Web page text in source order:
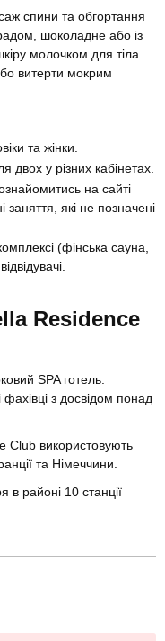
спини та обгортання
шоколадне або із
молочком для тіла.
витерти мокрим
та жінки.
у різних кабінетах.
на сайті
заняття, які не позначені
(фінська сауна,
Residence
SPA готель.
з досвідом понад
Club використовують
та Німеччини.
районі 10 станції